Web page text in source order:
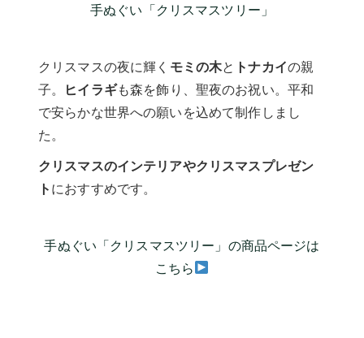
手ぬぐい「クリスマスツリー」
クリスマスの夜に輝く モミの木と トナカイの親
子。
ヒイラギも森を飾り、聖夜のお祝い。平和
で安らかな世界への願いを込めて制作しまし
た。
クリスマスのインテリアやクリスマスプレゼン
トにおすすめです。
手ぬぐい「クリスマスツリー」の商品ページは
こちら